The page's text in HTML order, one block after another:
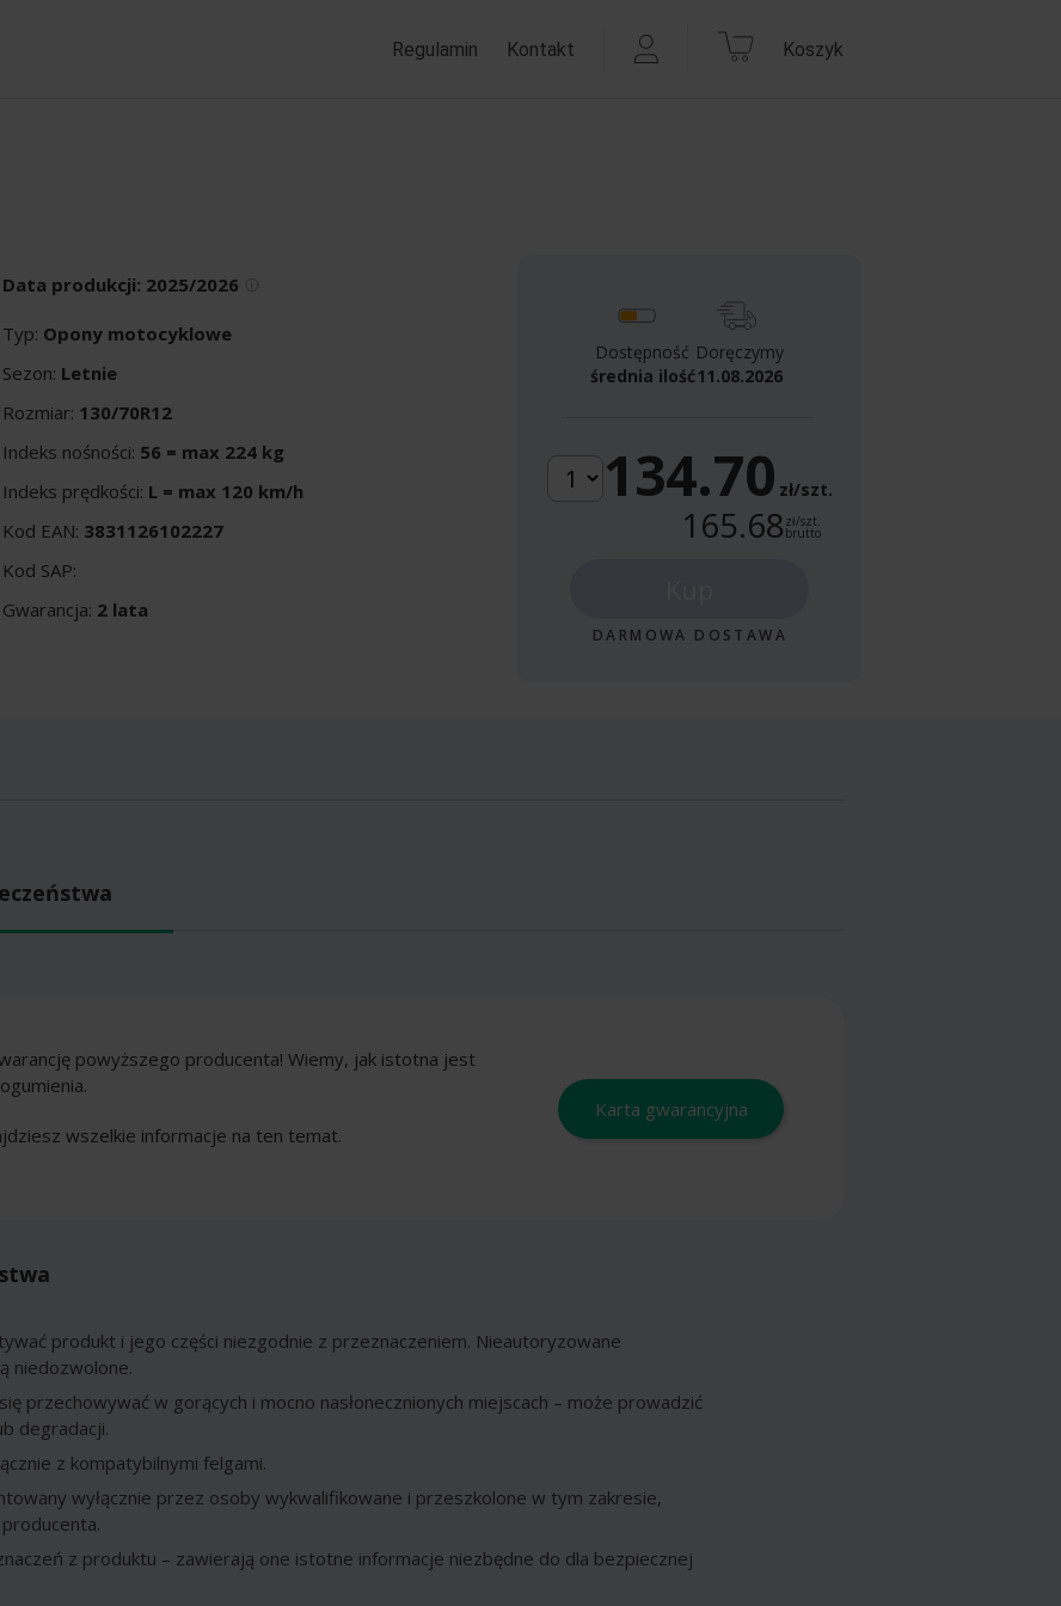
Regulamin Kontakt Koszyk
Data produkcji: 2025/2026
Typ: Opony motocyklowe
Sezon: Letnie
Rozmiar: 130/70R12
Indeks nośności: 56 = max 224 kg
Indeks prędkości: L = max 120 km/h
Kod EAN: 3831126102227
Kod SAP:
Gwarancja: 2 lata
Dostępność
średnia ilość
Doręczymy
11.08.2026
134.70 zł/szt.
165.68 zł/szt.
brutto
DARMOWA DOSTAWA
powyższego producenta! Wiemy, jak istotna jest
wszelkie informacje na ten temat.
Karta gwarancyjna
produkt i jego części niezgodnie z przeznaczeniem. Nieautoryzowane
niedozwolone.
przechowywać w gorących i mocno nasłonecznionych miejscach – może prowadzić
degradacji.
z kompatybilnymi felgami.
wyłącznie przez osoby wykwalifikowane i przeszkolone w tym zakresie,
z produktu – zawierają one istotne informacje niezbędne do dla bezpiecznej